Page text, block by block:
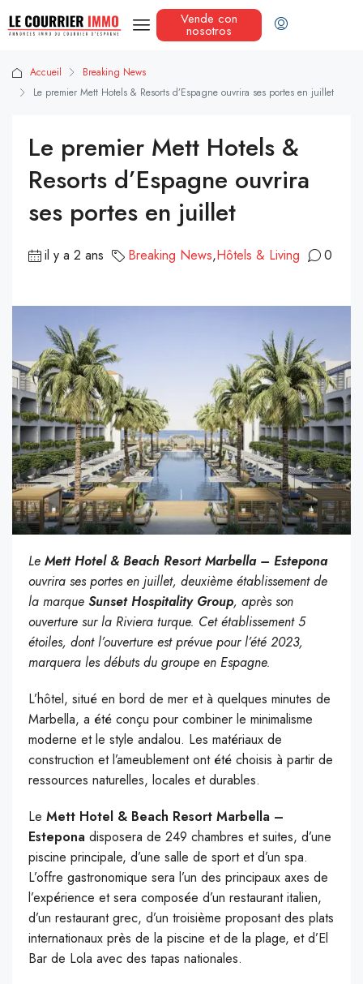
Vende con
nosotros
Accueil
Breaking News
Le premier Mett Hotels & Resorts d’Espagne ouvrira ses portes en juillet
Le premier Mett Hotels &
Resorts d’Espagne ouvrira
ses portes en juillet
il y a 2 ans Breaking News,Hôtels & Living 0
Le Mett Hotel & Beach Resort Marbella – Estepona
ouvrira ses portes en juillet, deuxième établissement de
la marque Sunset Hospitality Group, après son
ouverture sur la Riviera turque. Cet établissement 5
étoiles, dont l’ouverture est prévue pour l’été 2023,
marquera les débuts du groupe en Espagne.
L’hôtel, situé en bord de mer et à quelques minutes de
Marbella, a été conçu pour combiner le minimalisme
moderne et le style andalou. Les matériaux de
construction et l’ameublement ont été choisis à partir de
ressources naturelles, locales et durables.
Le Mett Hotel & Beach Resort Marbella –
Estepona disposera de 249 chambres et suites, d’une
piscine principale, d’une salle de sport et d’un spa.
L’offre gastronomique sera l’un des principaux axes de
l’expérience et sera composée d’un restaurant italien,
d’un restaurant grec, d’un troisième proposant des plats
internationaux près de la piscine et de la plage, et d’El
Bar de Lola avec des tapas nationales.